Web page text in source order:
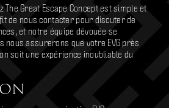
The Great Escape Concept est simple et
de nous contacter pour discuter de
et notre équipe dévouée se
nous assurerons que votre EVG près
soit une expérience inoubliable du